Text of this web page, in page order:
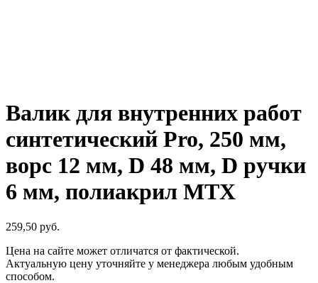
Валик для внутренних работ
синтетический Pro, 250 мм,
ворс 12 мм, D 48 мм, D ручки
6 мм, полиакрил MTX
259,50 руб.
Цена на сайте может отличатся от фактической.
Актуальную цену уточняйте у менеджера любым удобным
способом.